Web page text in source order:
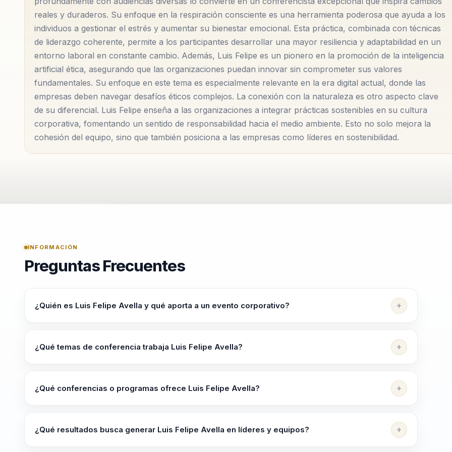
Además, su conexión con la naturaleza es un pilar fundamental de su filosofía. Luis Felipe cree firmemente que
reconectar con el entorno natural es clave para el bienestar personal y colectivo. A través de sus programas,
enseña a las personas a encontrar armonía con la naturaleza, lo que a su vez fomenta un sentido de
responsabilidad hacia la protección del medio ambiente.
En sus talleres, los participantes no solo aprenden técnicas prácticas para mejorar su vida diaria, sino que
también se embarcan en un viaje de autodescubrimiento que les permite redefinir sus objetivos y aspiraciones.
Luis Felipe utiliza un enfoque interactivo que involucra a la audiencia, asegurando que cada sesión sea dinámica
y enriquecedora.
reales y duraderos. Su enfoque en la respiración consciente es una herramienta poderosa que ayuda a los
individuos a gestionar el estrés y aumentar su bienestar emocional. Esta práctica, combinada con técnicas
de liderazgo coherente, permite a los participantes desarrollar una mayor resiliencia y adaptabilidad en un
entorno laboral en constante cambio. Además, Luis Felipe es un pionero en la promoción de la inteligencia
artificial ética, asegurando que las organizaciones puedan innovar sin comprometer sus valores
fundamentales. Su enfoque en este tema es especialmente relevante en la era digital actual, donde las
empresas deben navegar desafíos éticos complejos. La conexión con la naturaleza es otro aspecto clave
de su diferencial. Luis Felipe enseña a las organizaciones a integrar prácticas sostenibles en su cultura
corporativa, fomentando un sentido de responsabilidad hacia el medio ambiente. Esto no solo mejora la
cohesión del equipo, sino que también posiciona a las empresas como líderes en sostenibilidad.
INFORMACIÓN
Preguntas Frecuentes
¿Quién es Luis Felipe Avella y qué aporta a un evento corporativo?
mejores relaciones y resultados.
¿Qué temas de conferencia trabaja Luis Felipe Avella?
¿Qué conferencias o programas ofrece Luis Felipe Avella?
ENTRÉNATE". Luis Felipe redefine el concepto de felicidad al integrarlo con prácticas basadas en la ciencia
de la coherencia corazón-cerebro.
¿Qué resultados busca generar Luis Felipe Avella en líderes y equipos?